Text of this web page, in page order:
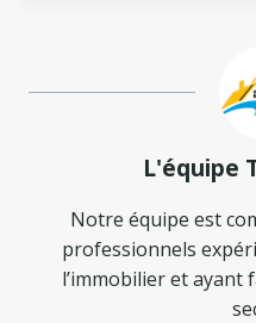
L'équipe
Notre équipe est
professionnels
l’immobilier et ayant